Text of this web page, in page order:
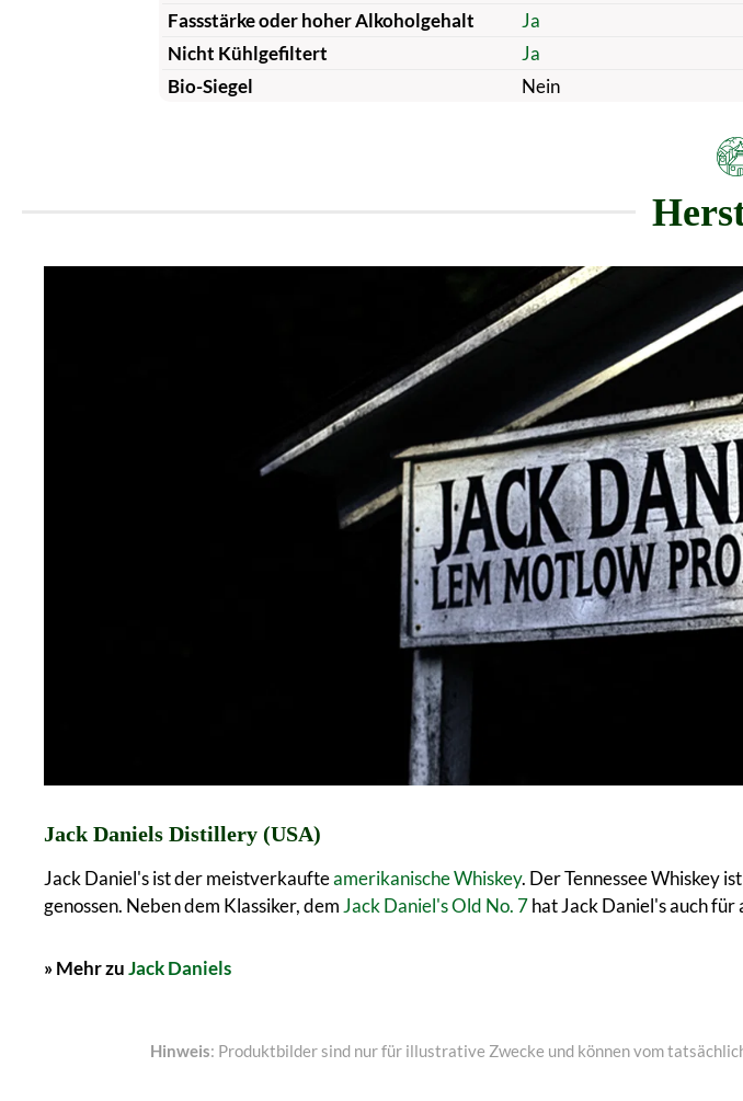
Fassstärke oder hoher Alkoholgehalt
Ja
Nicht Kühlgefiltert
Ja
Bio-Siegel
Nein
Jack Daniels Distillery (USA)
Jack Daniel's ist der meistverkaufteamerikanische Whiskey. Der Tennessee Whiskey
genossen. Neben dem Klassiker, dem Jack Daniel's Old No. 7hat Jack Daniel's auch für
» Mehr zuJack Daniels
Hinweis: Produktbilder sind nur für illustrative Zwecke und können vom